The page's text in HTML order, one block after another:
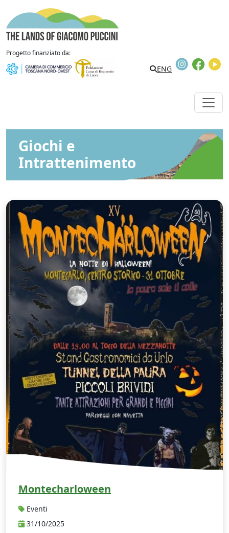
Vai al contenuto
Progetto finanziato da:
Search
ENG
Instagram
Giochi e
Intrattenimento
Montecharloween
Eventi
31/10/2025